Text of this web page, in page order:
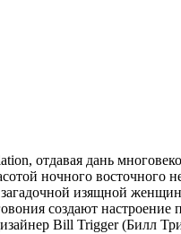
отдавая дань
ночного восточного
изящной
создают
Bill Trigger (Билл